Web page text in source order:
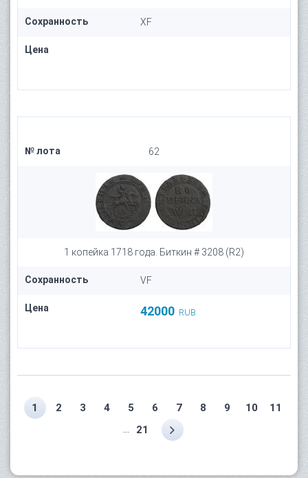
Сохранность XF
Цена
№ лота 62
1 копейка 1718 года. Биткин # 3208 (R2)
Сохранность VF
Цена 42000 RUB
1 2 3 4 5 6 7 8 9 10 11
21